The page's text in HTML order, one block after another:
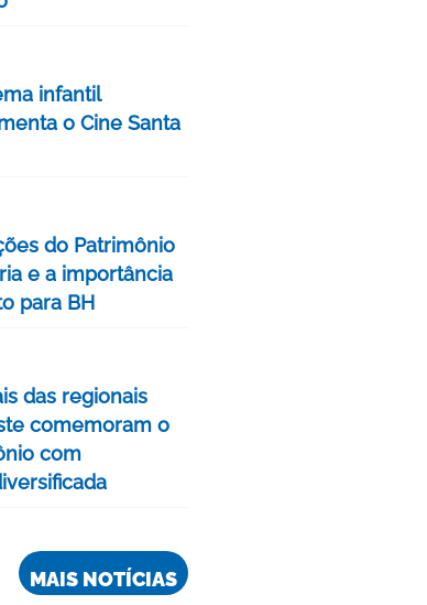
infantil
o Cine Santa
do Patrimônio
e a importância
para BH
das regionais
comemoram o
com
MAIS NOTÍCIAS